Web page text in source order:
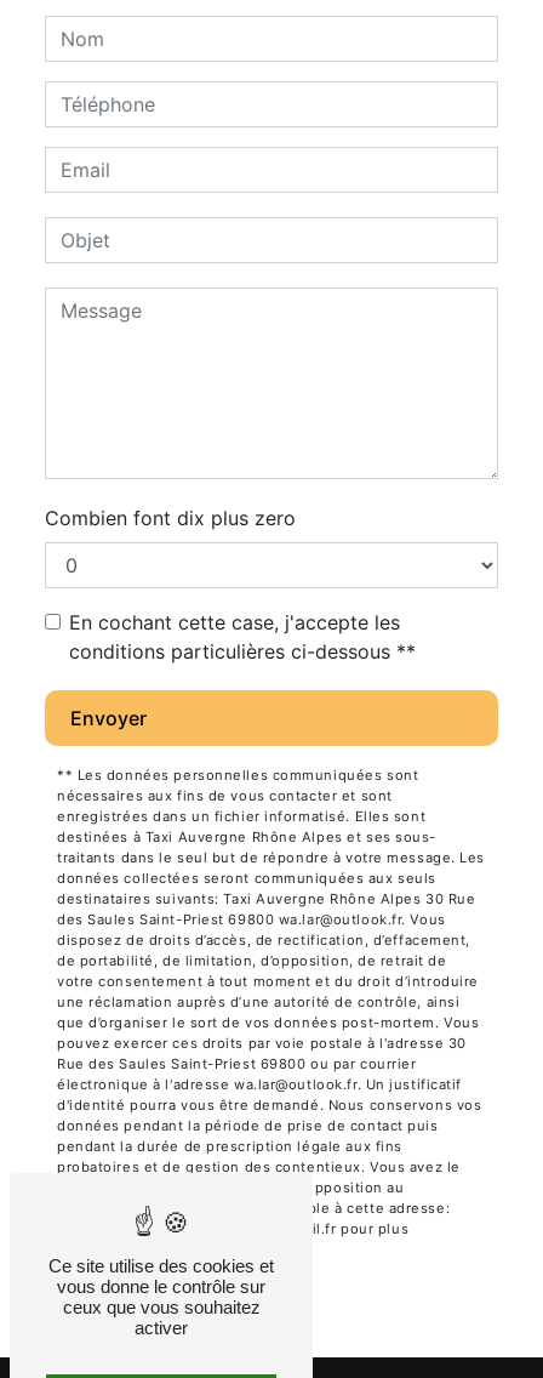
Combien font dix plus zero
En cochant cette case, j'accepte les
conditions particulières ci-dessous **
Envoyer
** Les données personnelles communiquées sont
nécessaires aux fins de vous contacter et sont
enregistrées dans un fichier informatisé. Elles sont
destinées à Taxi Auvergne Rhône Alpes et ses sous-
traitants dans le seul but de répondre à votre message. Les
données collectées seront communiquées aux seuls
destinataires suivants: Taxi Auvergne Rhône Alpes 30 Rue
des Saules Saint-Priest 69800 wa.lar@outlook.fr. Vous
disposez de droits d’accès, de rectification, d’effacement,
de portabilité, de limitation, d’opposition, de retrait de
votre consentement à tout moment et du droit d’introduire
une réclamation auprès d’une autorité de contrôle, ainsi
que d’organiser le sort de vos données post-mortem. Vous
pouvez exercer ces droits par voie postale à l'adresse 30
Rue des Saules Saint-Priest 69800 ou par courrier
électronique à l'adresse wa.lar@outlook.fr. Un justificatif
d'identité pourra vous être demandé. Nous conservons vos
données pendant la période de prise de contact puis
pendant la durée de prescription légale aux fins
probatoires et de gestion des contentieux. Vous avez le
droit de vous inscrire sur la liste d'opposition au
démarchage téléphonique, disponible à cette adresse:
Bloctel.gouv.fr
. Consultez le site cnil.fr pour plus
Ce site utilise des cookies et
vous donne le contrôle sur
ceux que vous souhaitez
activer